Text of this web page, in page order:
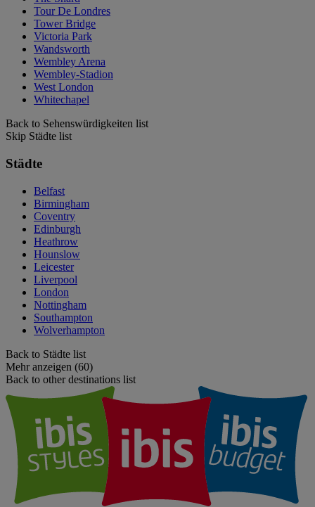
Tour De Londres
Tower Bridge
Victoria Park
Wandsworth
Wembley Arena
Wembley-Stadion
West London
Whitechapel
Back to Sehenswürdigkeiten list
Skip Städte list
Städte
Belfast
Birmingham
Coventry
Edinburgh
Heathrow
Hounslow
Leicester
Liverpool
London
Nottingham
Southampton
Wolverhampton
Back to Städte list
Mehr anzeigen (60)
Back to other destinations list